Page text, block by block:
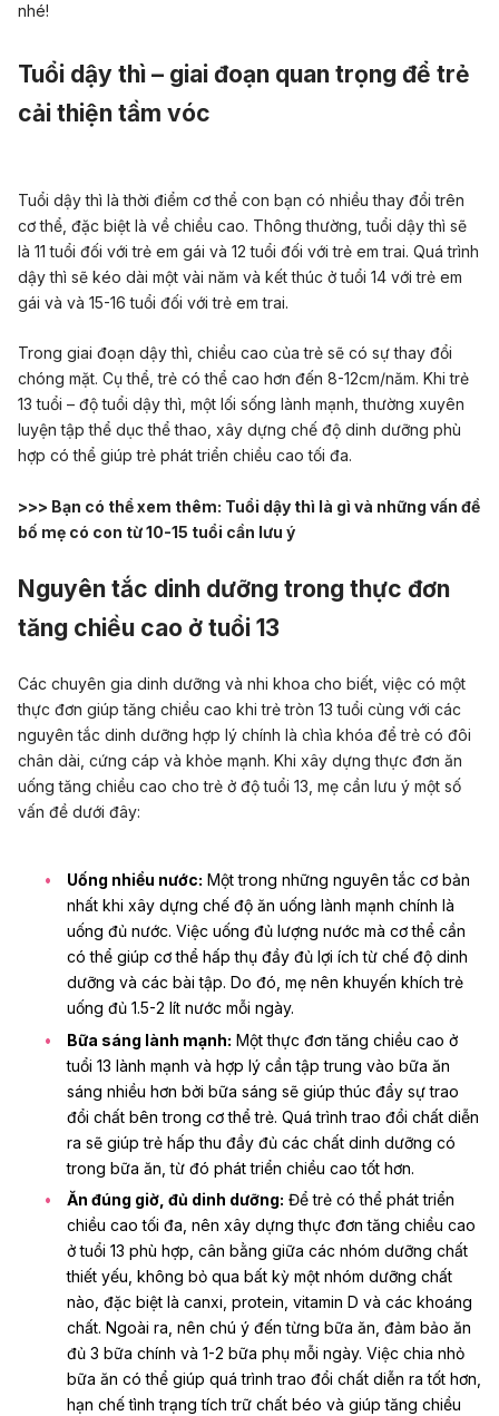
nhé!
Tuổi dậy thì – giai đoạn quan trọng để trẻ
cải thiện tầm vóc
Tuổi dậy thì là thời điểm cơ thể con bạn có nhiều thay đổi trên
cơ thể, đặc biệt là về chiều cao. Thông thường, tuổi dậy thì sẽ
là 11 tuổi đối với trẻ em gái và 12 tuổi đối với trẻ em trai. Quá trình
dậy thì sẽ kéo dài một vài năm và kết thúc ở tuổi 14 với trẻ em
gái và và 15-16 tuổi đối với trẻ em trai.
Trong giai đoạn dậy thì, chiều cao của trẻ sẽ có sự thay đổi
chóng mặt. Cụ thể, trẻ có thể cao hơn đến 8-12cm/năm. Khi trẻ
13 tuổi – độ tuổi dậy thì, một lối sống lành mạnh, thường xuyên
luyện tập thể dục thể thao, xây dựng chế độ dinh dưỡng phù
hợp có thể giúp trẻ phát triển chiều cao tối đa.
>>> Bạn có thể xem thêm: Tuổi dậy thì là gì và những vấn đề
bố mẹ có con từ 10-15 tuổi cần lưu ý
Nguyên tắc dinh dưỡng trong thực đơn
tăng chiều cao ở tuổi 13
Các chuyên gia dinh dưỡng và nhi khoa cho biết, việc có một
thực đơn giúp tăng chiều cao khi trẻ tròn 13 tuổi cùng với các
nguyên tắc dinh dưỡng hợp lý chính là chìa khóa để trẻ có đôi
chân dài, cứng cáp và khỏe mạnh. Khi xây dựng thực đơn ăn
uống tăng chiều cao cho trẻ ở độ tuổi 13, mẹ cần lưu ý một số
vấn đề dưới đây:
Uống nhiều nước: Một trong những nguyên tắc cơ bản
nhất khi xây dựng chế độ ăn uống lành mạnh chính là
uống đủ nước. Việc uống đủ lượng nước mà cơ thể cần
có thể giúp cơ thể hấp thụ đầy đủ lợi ích từ chế độ dinh
dưỡng và các bài tập. Do đó, mẹ nên khuyến khích trẻ
uống đủ 1.5-2 lít nước mỗi ngày.
Bữa sáng lành mạnh: Một thực đơn tăng chiều cao ở
tuổi 13 lành mạnh và hợp lý cần tập trung vào bữa ăn
sáng nhiều hơn bởi bữa sáng sẽ giúp thúc đẩy sự trao
đổi chất bên trong cơ thể trẻ. Quá trình trao đổi chất diễn
ra sẽ giúp trẻ hấp thu đầy đủ các chất dinh dưỡng có
trong bữa ăn, từ đó phát triển chiều cao tốt hơn.
Ăn đúng giờ, đủ dinh dưỡng: Để trẻ có thể phát triển
chiều cao tối đa, nên xây dựng thực đơn tăng chiều cao
ở tuổi 13 phù hợp, cân bằng giữa các nhóm dưỡng chất
thiết yếu, không bỏ qua bất kỳ một nhóm dưỡng chất
nào, đặc biệt là canxi, protein, vitamin D và các khoáng
chất. Ngoài ra, nên chú ý đến từng bữa ăn, đảm bảo ăn
đủ 3 bữa chính và 1-2 bữa phụ mỗi ngày. Việc chia nhỏ
bữa ăn có thể giúp quá trình trao đổi chất diễn ra tốt hơn,
hạn chế tình trạng tích trữ chất béo và giúp tăng chiều